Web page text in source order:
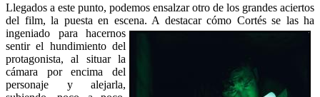
Llegados a este punto, podemos ensalzar otro de los grandes aciertos
del film, la puesta en escena. A destacar cómo Cortés se las ha
ingeniado para hacernos
sentir el hundimiento del
protagonista, al situar la
cámara por encima del
personaje y alejarla,